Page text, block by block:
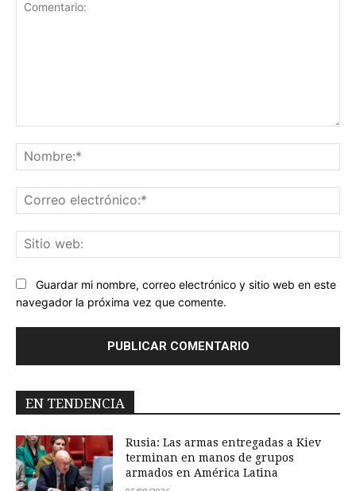
Guardar mi nombre, correo electrónico y sitio web en este
navegador la próxima vez que comente.
EN TENDENCIA
Rusia: Las armas entregadas a Kiev
terminan en manos de grupos
armados en América Latina